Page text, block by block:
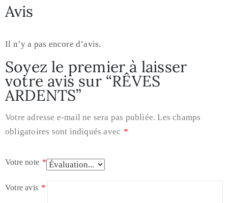
Avis
Il n’y a pas encore d’avis.
Soyez le premier à laisser
votre avis sur “RÊVES
ARDENTS”
Votre adresse e-mail ne sera pas publiée. Les champs
obligatoires sont indiqués avec *
Votre note *
Votre avis *